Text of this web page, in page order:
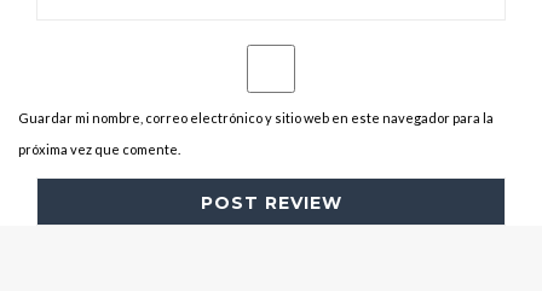
Guardar mi nombre, correo electrónico y sitio web en este navegador para la
próxima vez que comente.